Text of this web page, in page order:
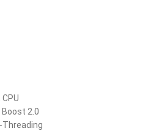
Boost 2.0
Threading